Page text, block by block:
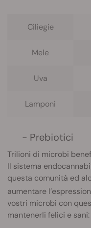
Ciliegie
Mele
Uva
Lamponi
- Prebiotici
Trilioni di microbi
Il sistema
questa comunità ed
aumentare
vostri microbi con
mantenerli felici e sani: